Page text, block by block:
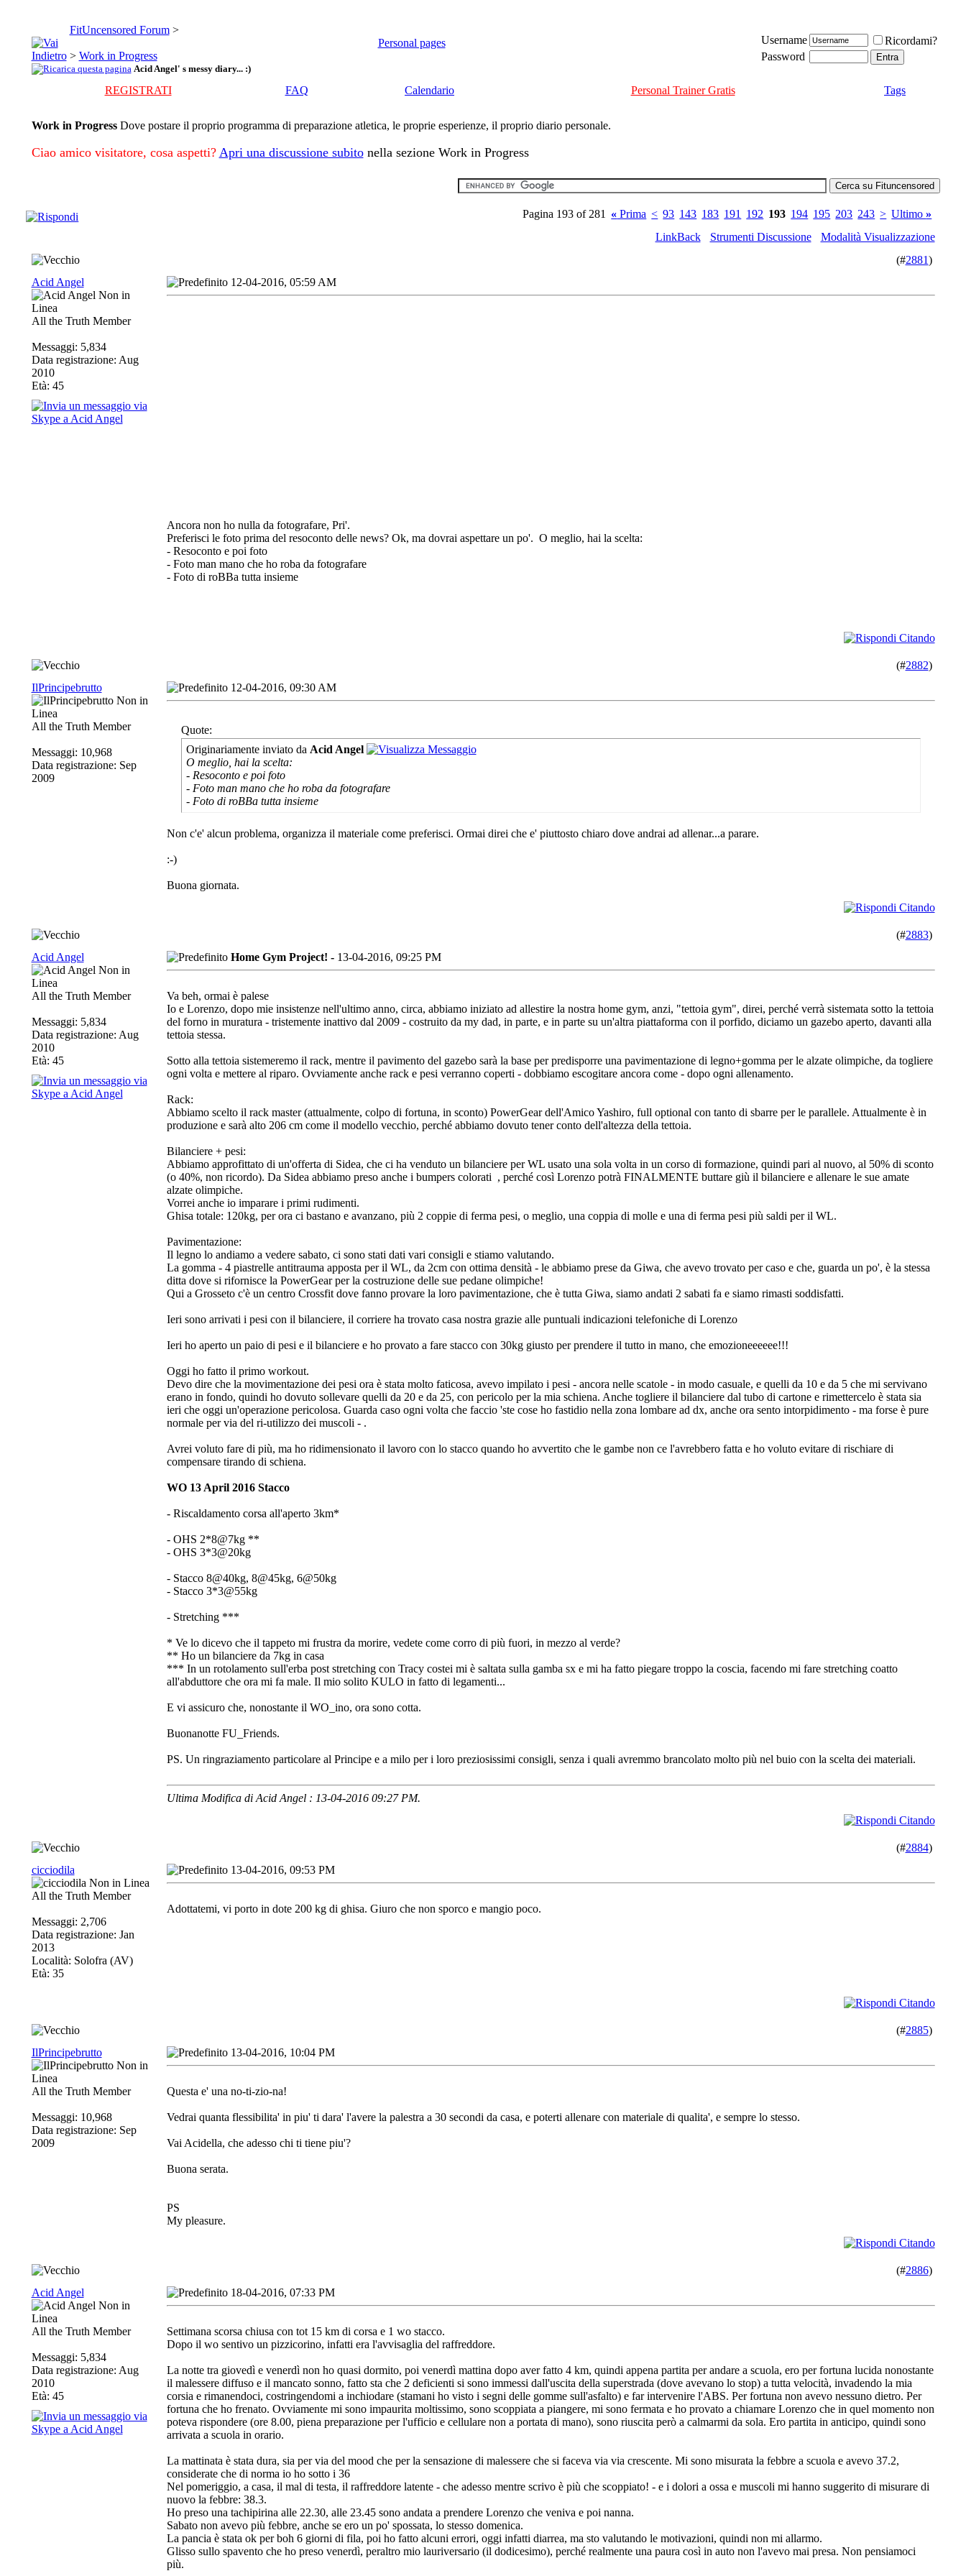
FitUncensored Forum >
Personal pages
> Work in Progress
Acid Angel' s messy diary... :)
Username
Ricordami?
Password
REGISTRATI FAQ Calendario Personal Trainer Gratis Tags
Work in Progress Dove postare il proprio programma di preparazione atletica, le proprie esperienze, il proprio diario personale.
Ciao amico visitatore, cosa aspetti? Apri una discussione subitonella sezione Work in Progress
Pagina 193 of 281 « Prima < 93 143 183 191 192 193 194 195 203 243 > Ultimo»
LinkBack
Strumenti Discussione
Modalità Visualizzazione
(#2881)
Acid Angel
All the Truth Member
Messaggi: 5,834
Data registrazione: Aug
2010
Età: 45
12-04-2016, 05:59 AM
Ancora non ho nulla da fotografare, Pri'.
Preferisci le foto prima del resoconto delle news? Ok, ma dovrai aspettare un po'. O meglio, hai la scelta:
- Resoconto e poi foto
- Foto man mano che ho roba da fotografare
- Foto di roBBa tutta insieme
(#2882)
IlPrincipebrutto
All the Truth Member
Messaggi: 10,968
Data registrazione: Sep
2009
12-04-2016, 09:30 AM
Quote:
Originariamente inviato da Acid Angel
O meglio, hai la scelta:
- Resoconto e poi foto
- Foto man mano che ho roba da fotografare
- Foto di roBBa tutta insieme
Non c'e' alcun problema, organizza il materiale come preferisci. Ormai direi che e' piuttosto chiaro dove andrai ad allenar...a parare.
:-)
Buona giornata.
(#2883)
Acid Angel
All the Truth Member
Messaggi: 5,834
Data registrazione: Aug
2010
Età: 45
Home Gym Project! - 13-04-2016, 09:25 PM
Va beh, ormai è palese
Io e Lorenzo, dopo mie insistenze nell'ultimo anno, circa, abbiamo iniziato ad allestire la nostra home gym, anzi, "tettoia gym", direi, perché verrà sistemata sotto la tettoia
del forno in muratura - tristemente inattivo dal 2009 - costruito da my dad, in parte, e in parte su un'altra piattaforma con il porfido, diciamo un gazebo aperto, davanti alla
tettoia stessa.
Sotto alla tettoia sistemeremo il rack, mentre il pavimento del gazebo sarà la base per predisporre una pavimentazione di legno+gomma per le alzate olimpiche, da togliere
ogni volta e mettere al riparo. Ovviamente anche rack e pesi verranno coperti - dobbiamo escogitare ancora come - dopo ogni allenamento.
Rack:
Abbiamo scelto il rack master (attualmente, colpo di fortuna, in sconto) PowerGear dell'Amico Yashiro, full optional con tanto di sbarre per le parallele. Attualmente è in
produzione e sarà alto 206 cm come il modello vecchio, perché abbiamo dovuto tener conto dell'altezza della tettoia.
Bilanciere + pesi:
Abbiamo approfittato di un'offerta di Sidea, che ci ha venduto un bilanciere per WL usato una sola volta in un corso di formazione, quindi pari al nuovo, al 50% di sconto
(o 40%, non ricordo). Da Sidea abbiamo preso anche i bumpers colorati , perché così Lorenzo potrà FINALMENTE buttare giù il bilanciere e allenare le sue amate
alzate olimpiche.
Vorrei anche io imparare i primi rudimenti.
Ghisa totale: 120kg, per ora ci bastano e avanzano, più 2 coppie di ferma pesi, o meglio, una coppia di molle e una di ferma pesi più saldi per il WL.
Pavimentazione:
Il legno lo andiamo a vedere sabato, ci sono stati dati vari consigli e stiamo valutando.
La gomma - 4 piastrelle antitrauma apposta per il WL, da 2cm con ottima densità - le abbiamo prese da Giwa, che avevo trovato per caso e che, guarda un po', è la stessa
ditta dove si rifornisce la PowerGear per la costruzione delle sue pedane olimpiche!
Qui a Grosseto c'è un centro Crossfit dove fanno provare la loro pavimentazione, che è tutta Giwa, siamo andati 2 sabati fa e siamo rimasti soddisfatti.
Ieri sono arrivati i pesi con il bilanciere, il corriere ha trovato casa nostra grazie alle puntuali indicazioni telefoniche di Lorenzo
Ieri ho aperto un paio di pesi e il bilanciere e ho provato a fare stacco con 30kg giusto per prendere il tutto in mano, che emozioneeeeee!!!
Oggi ho fatto il primo workout.
Devo dire che la movimentazione dei pesi ora è stata molto faticosa, avevo impilato i pesi - ancora nelle scatole - in modo casuale, e quelli da 10 e da 5 che mi servivano
erano in fondo, quindi ho dovuto sollevare quelli da 20 e da 25, con pericolo per la mia schiena. Anche togliere il bilanciere dal tubo di cartone e rimettercelo è stata sia
ieri che oggi un'operazione pericolosa. Guarda caso ogni volta che faccio 'ste cose ho fastidio nella zona lombare ad dx, anche ora sento intorpidimento - ma forse è pure
normale per via del ri-utilizzo dei muscoli - .
Avrei voluto fare di più, ma ho ridimensionato il lavoro con lo stacco quando ho avvertito che le gambe non ce l'avrebbero fatta e ho voluto evitare di rischiare di
compensare tirando di schiena.
WO 13 April 2016 Stacco
- Riscaldamento corsa all'aperto 3km*
- OHS 2*8@7kg **
- OHS 3*3@20kg
- Stacco 8@40kg, 8@45kg, 6@50kg
- Stacco 3*3@55kg
- Stretching ***
* Ve lo dicevo che il tappeto mi frustra da morire, vedete come corro di più fuori, in mezzo al verde?
** Ho un bilanciere da 7kg in casa
*** In un rotolamento sull'erba post stretching con Tracy costei mi è saltata sulla gamba sx e mi ha fatto piegare troppo la coscia, facendo mi fare stretching coatto
all'abduttore che ora mi fa male. Il mio solito KULO in fatto di legamenti...
E vi assicuro che, nonostante il WO_ino, ora sono cotta.
Buonanotte FU_Friends.
PS. Un ringraziamento particolare al Principe e a milo per i loro preziosissimi consigli, senza i quali avremmo brancolato molto più nel buio con la scelta dei materiali.
Ultima Modifica di Acid Angel : 13-04-2016 09:27 PM.
(#2884)
cicciodila
All the Truth Member
Messaggi: 2,706
Data registrazione: Jan
2013
Località: Solofra (AV)
Età: 35
13-04-2016, 09:53 PM
Adottatemi, vi porto in dote 200 kg di ghisa. Giuro che non sporco e mangio poco.
(#2885)
IlPrincipebrutto
All the Truth Member
Messaggi: 10,968
Data registrazione: Sep
2009
13-04-2016, 10:04 PM
Questa e' una no-ti-zio-na!
Vedrai quanta flessibilita' in piu' ti dara' l'avere la palestra a 30 secondi da casa, e poterti allenare con materiale di qualita', e sempre lo stesso.
Vai Acidella, che adesso chi ti tiene piu'?
Buona serata.
PS
My pleasure.
(#2886)
Acid Angel
All the Truth Member
Messaggi: 5,834
Data registrazione: Aug
2010
Età: 45
18-04-2016, 07:33 PM
Settimana scorsa chiusa con tot 15 km di corsa e 1 wo stacco.
Dopo il wo sentivo un pizzicorino, infatti era l'avvisaglia del raffreddore.
La notte tra giovedì e venerdì non ho quasi dormito, poi venerdì mattina dopo aver fatto 4 km, quindi appena partita per andare a scuola, ero per fortuna lucida nonostante
il malessere diffuso e il mancato sonno, fatto sta che 2 deficienti si sono immessi dall'uscita della superstrada (dove avevano lo stop) a tutta velocità, invadendo la mia
corsia e rimanendoci, costringendomi a inchiodare (stamani ho visto i segni delle gomme sull'asfalto) e far intervenire l'ABS. Per fortuna non avevo nessuno dietro. Per
fortuna che ho frenato. Ovviamente mi sono impaurita moltissimo, sono scoppiata a piangere, mi sono fermata e ho provato a chiamare Lorenzo che in quel momento non
poteva rispondere (ore 8.00, piena preparazione per l'ufficio e cellulare non a portata di mano), sono riuscita però a calmarmi da sola. Ero partita in anticipo, quindi sono
arrivata a scuola in orario.
La mattinata è stata dura, sia per via del mood che per la sensazione di malessere che si faceva via via crescente. Mi sono misurata la febbre a scuola e avevo 37.2,
considerate che di norma io ho sotto i 36
Nel pomeriggio, a casa, il mal di testa, il raffreddore latente - che adesso mentre scrivo è più che scoppiato! - e i dolori a ossa e muscoli mi hanno suggerito di misurare di
nuovo la febbre: 38.3.
Ho preso una tachipirina alle 22.30, alle 23.45 sono andata a prendere Lorenzo che veniva e poi nanna.
Sabato non avevo più febbre, anche se ero un po' spossata, lo stesso domenica.
La pancia è stata ok per boh 6 giorni di fila, poi ho fatto alcuni errori, oggi infatti diarrea, ma sto valutando le motivazioni, quindi non mi allarmo.
Glisso sullo spavento che ho preso venerdì, peraltro mio lauriversario (il dodicesimo), perché realmente una paura così in auto non l'avevo mai presa. Non pensiamoci
più.